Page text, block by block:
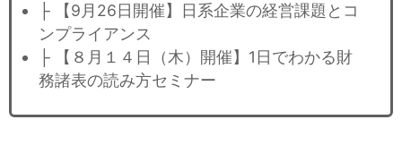
├ 【9月26日開催】日系企業の経営課題とコ
ンプライアンス
├ 【８月１４日（木）開催】1日でわかる財
務諸表の読み方セミナー